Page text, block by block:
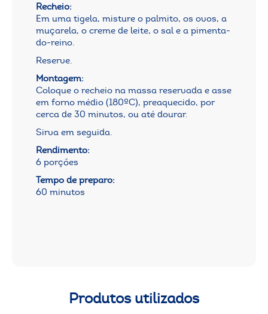
Recheio:
Em uma tigela, misture o palmito, os ovos, a
muçarela, o creme de leite, o sal e a pimenta-
do-reino.
Reserve.
Montagem:
Coloque o recheio na massa reservada e asse
em forno médio (180ºC), preaquecido, por
cerca de 30 minutos, ou até dourar.
Sirva em seguida.
Rendimento:
6 porções
Tempo de preparo:
60 minutos
Produtos utilizados